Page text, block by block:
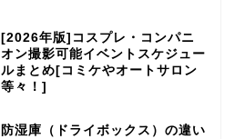
[2026年版]コスプレ・コンパニ
オン撮影可能イベントスケジュー
ルまとめ[コミケやオートサロン
等々！]
防湿庫（ドライボックス）の違い